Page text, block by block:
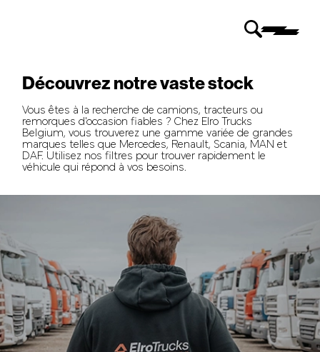
Découvrez notre vaste stock
Vous êtes à la recherche de camions, tracteurs ou
remorques d'occasion fiables ? Chez Elro Trucks
Belgium, vous trouverez une gamme variée de grandes
marques telles que Mercedes, Renault, Scania, MAN et
DAF. Utilisez nos filtres pour trouver rapidement le
véhicule qui répond à vos besoins.